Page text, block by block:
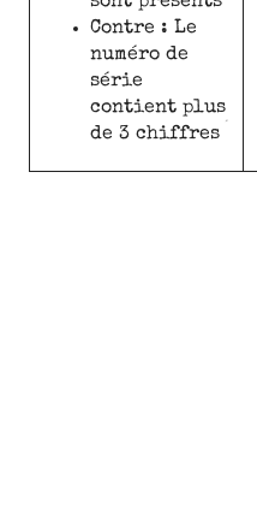
Contre : Le
numéro de
série
contient plus
de 3 chiffres